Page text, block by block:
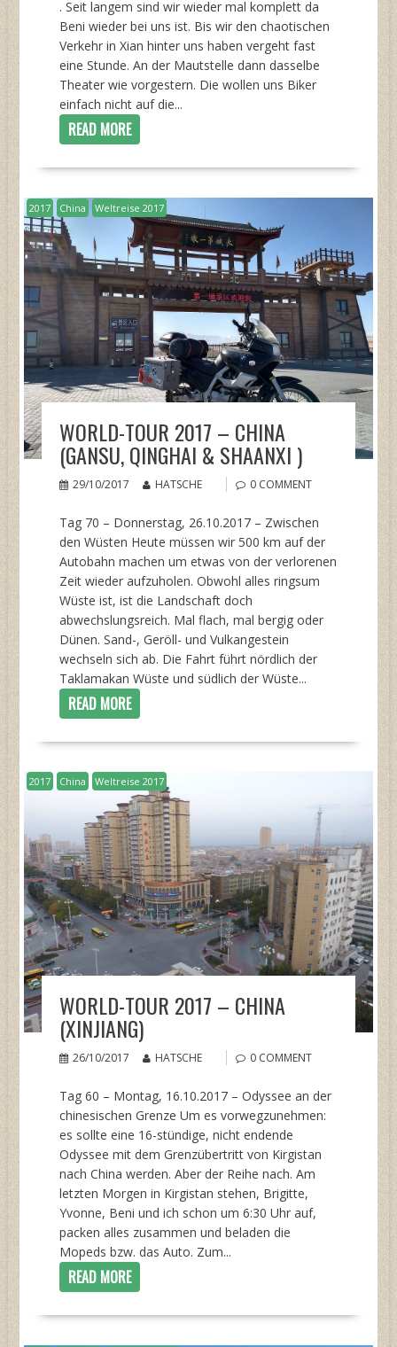
. Seit langem sind wir wieder mal komplett da
Beni wieder bei uns ist. Bis wir den chaotischen
Verkehr in Xian hinter uns haben vergeht fast
eine Stunde. An der Mautstelle dann dasselbe
Theater wie vorgestern. Die wollen uns Biker
einfach nicht auf die...
READ MORE
2017 China Weltreise 2017
WORLD-TOUR 2017 – CHINA
(GANSU, QINGHAI & SHAANXI )
29/10/2017 HATSCHE 0 COMMENT
Tag 70 – Donnerstag, 26.10.2017 – Zwischen
den Wüsten Heute müssen wir 500 km auf der
Autobahn machen um etwas von der verlorenen
Zeit wieder aufzuholen. Obwohl alles ringsum
Wüste ist, ist die Landschaft doch
abwechslungsreich. Mal flach, mal bergig oder
Dünen. Sand-, Geröll- und Vulkangestein
wechseln sich ab. Die Fahrt führt nördlich der
Taklamakan Wüste und südlich der Wüste...
READ MORE
2017 China Weltreise 2017
WORLD-TOUR 2017 – CHINA
(XINJIANG)
26/10/2017 HATSCHE 0 COMMENT
Tag 60 – Montag, 16.10.2017 – Odyssee an der
chinesischen Grenze Um es vorwegzunehmen:
es sollte eine 16-stündige, nicht endende
Odyssee mit dem Grenzübertritt von Kirgistan
nach China werden. Aber der Reihe nach. Am
letzten Morgen in Kirgistan stehen, Brigitte,
Yvonne, Beni und ich schon um 6:30 Uhr auf,
packen alles zusammen und beladen die
Mopeds bzw. das Auto. Zum...
READ MORE